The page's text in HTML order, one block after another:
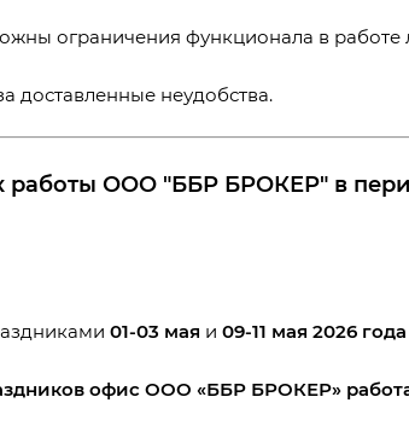
ограничения функционала в работе
доставленные неудобства.
работы ООО "ББР БРОКЕР" в
01-03 мая и 09-11 мая 2026 года
офис ООО «ББР БРОКЕР»